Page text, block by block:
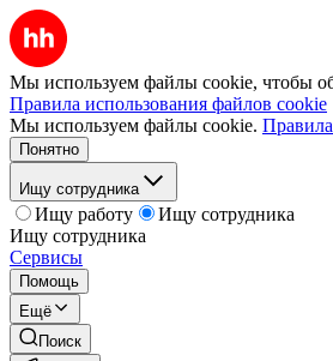
Мы используем файлы cookie, чтобы
Правила использования файлов cookie
Мы используем файлы cookie.
Понятно
Ищу сотрудника
Ищу работу
Ищу сотрудника
Ищу сотрудника
Сервисы
Помощь
Ещё
Поиск